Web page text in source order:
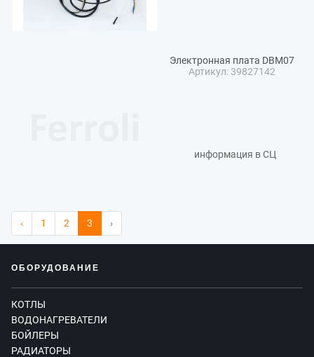
Электронная плата DBM07
Артикул: 39827142
информация в СЦ
‹ 1 2 3 ›
ОБОРУДОВАНИЕ
КОТЛЫ
ВОДОНАГРЕВАТЕЛИ
БОЙЛЕРЫ
РАДИАТОРЫ